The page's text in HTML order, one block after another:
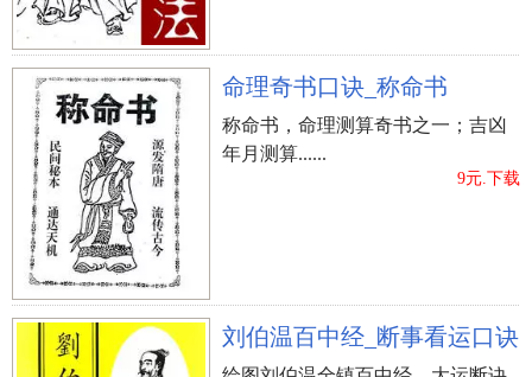
命理奇书口诀_称命书
称命书，命理测算奇书之一；吉凶
年月测算......
9元.下载
刘伯温百中经_断事看运口诀